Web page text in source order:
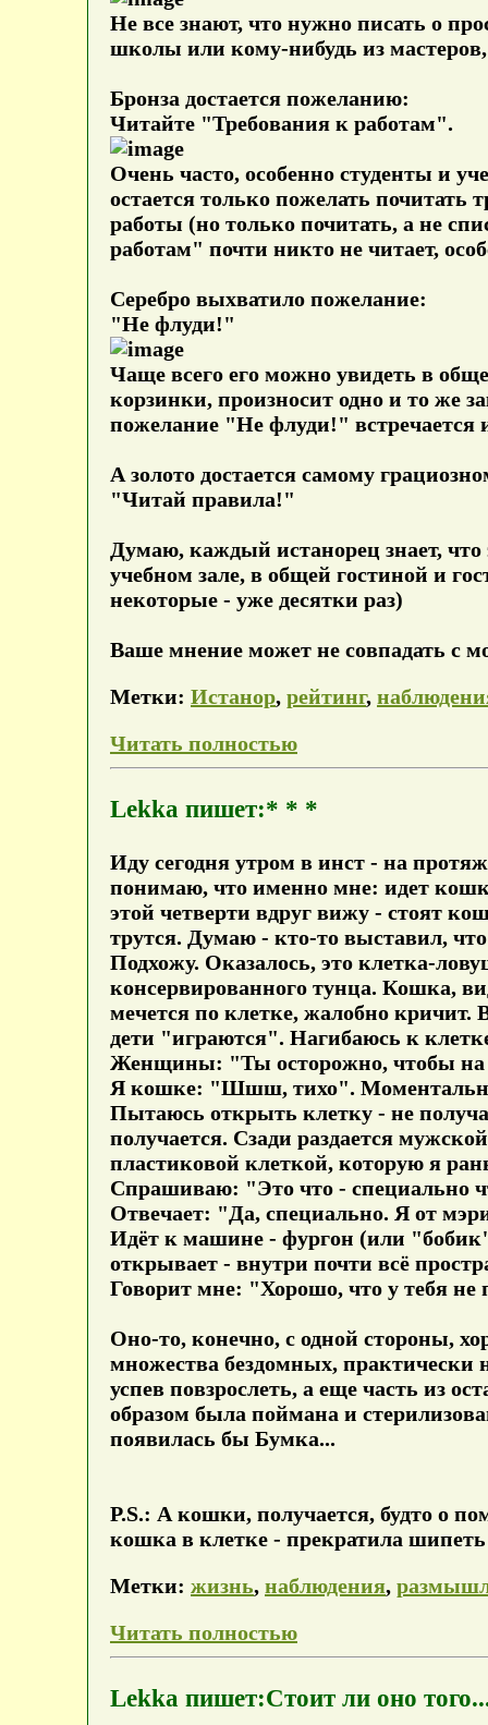
Не все знают, что нужно писать о
школы или кому-нибудь из
Бронза достается пожеланию:
Читайте "Требования к работам".
Очень часто, особенно студенты и
остается только пожелать почитать
работы (но только почитать, а не
работам" почти никто не читает,
Серебро выхватило пожелание:
"Не флуди!"
Чаще всего его можно увидеть в
корзинки, произносит одно и то же
пожелание "Не флуди!" встречается
А золото достается самому
"Читай правила!"
Думаю, каждый истанорец знает, что
учебном зале, в общей гостиной и
некоторые - уже десятки раз)
Ваше мнение может не совпадать с
Метки: Истанор, рейтинг,
Читать полностью
Lekka пишет:* * *
Иду сегодня утром в инст - на
понимаю, что именно мне: идет
этой четверти вдруг вижу - стоят
трутся. Думаю - кто-то выставил,
Подхожу. Оказалось, это клетка-
консервированного тунца. Кошка,
мечется по клетке, жалобно кричит.
дети "играются". Нагибаюсь к
Женщины: "Ты осторожно, чтобы на
Я кошке: "Шшш, тихо".
Пытаюсь открыть клетку - не
получается. Сзади раздается
пластиковой клеткой, которую я
Спрашиваю: "Это что - специально
Отвечает: "Да, специально. Я от
Идёт к машине - фургон (или "бобик"
открывает - внутри почти всё
Говорит мне: "Хорошо, что у тебя не
Оно-то, конечно, с одной стороны,
множества бездомных, практически
успев повзрослеть, а еще часть из
образом была поймана и
появилась бы Бумка...
P.S.: А кошки, получается, будто о
кошка в клетке - прекратила
Метки: жизнь, наблюдения,
Читать полностью
Lekka пишет:Стоит ли оно